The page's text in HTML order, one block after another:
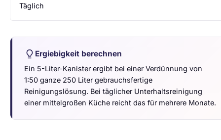
Täglich
Ergiebigkeit berechnen
Ein 5-Liter-Kanister ergibt bei einer Verdünnung von
1:50 ganze 250 Liter gebrauchsfertige
Reinigungslösung. Bei täglicher Unterhaltsreinigung
einer mittelgroßen Küche reicht das für mehrere Monate.